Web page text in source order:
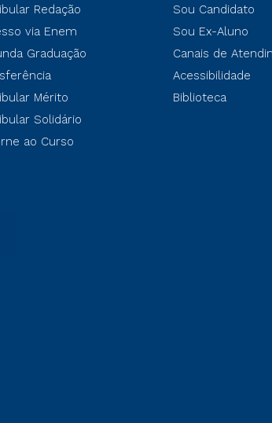
Redação
via Enem
Graduação
Mérito
Solidário
ao Curso
Sou Candidato
Sou Ex-Aluno
Canais de
Acessibilidade
Biblioteca